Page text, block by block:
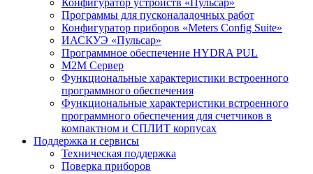
Конфигуратор устройств «Пульсар»
Программы для пусконаладочных работ
Конфигуратор приборов «Meters Config Suite»
ИАСКУЭ «Пульсар»
Программное обеспечение HYDRA PUL
M2M Сервер
Функциональные характеристики встроенного
программного обеспечения
Функциональные характеристики встроенного
программного обеспечения для счетчиков в
компактном и СПЛИТ корпусах
Поддержка и сервисы
Техническая поддержка
Поверка приборов